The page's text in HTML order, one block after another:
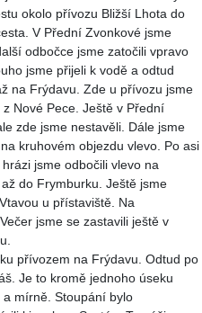
okolo přívozu Bližší Lhota do
V Přední Zvonkové jsme
odbočce jsme zatočili vpravo
jsme přijeli k vodě a odtud
na Frýdavu. Zde u přívozu jsme
Nové Pece. Ještě v Přední
zde jsme nestavěli. Dále jsme
kruhovém objezdu vlevo. Po asi
jsme odbočili vlevo na
do Frymburku. Ještě jsme
u přístaviště. Na
jsme se zastavili ještě v
přívozem na Frýdavu. Odtud po
Je to kromě jednoho úseku
mírně. Stoupání bylo